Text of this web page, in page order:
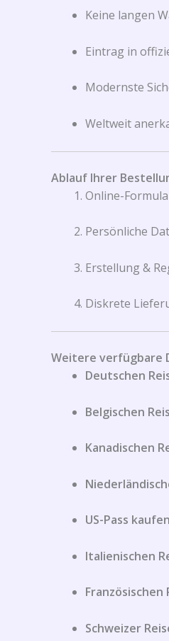
Keine langen
Eintrag in
Modernste
Weltweit
Ablauf Ihrer
Online-
Persönliche
Erstellung &
Diskrete
Weitere verfügbare
Deutschen
Belgischen
Kanadischen
US-Pass kaufen
Italienischen
Französischen
Schweizer